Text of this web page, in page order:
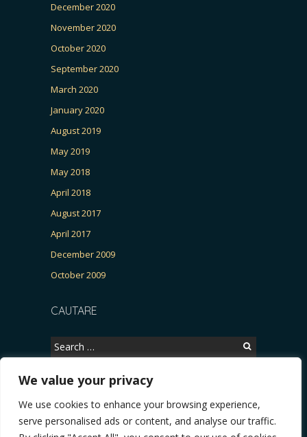
We value your privacy
We use cookies to enhance your browsing experience,
serve personalised ads or content, and analyse our traffic.
December 2020
November 2020
October 2020
September 2020
March 2020
January 2020
August 2019
May 2019
May 2018
April 2018
August 2017
April 2017
December 2009
October 2009
CAUTARE
Search
for:
Copyright © 2026, CERTITUDINEA.
parlamentarele și presa * VIDEO. Viata lui Eminescu (Necenzurat). Episodul